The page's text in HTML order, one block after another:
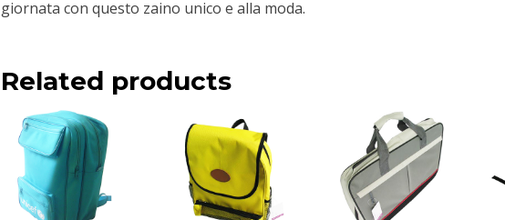
giornata con questo zaino unico e alla moda.
Related products